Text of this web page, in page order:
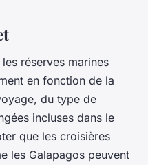
réserves marines
en fonction de la
du type de
incluses dans le
que les croisières
les Galapagos peuvent